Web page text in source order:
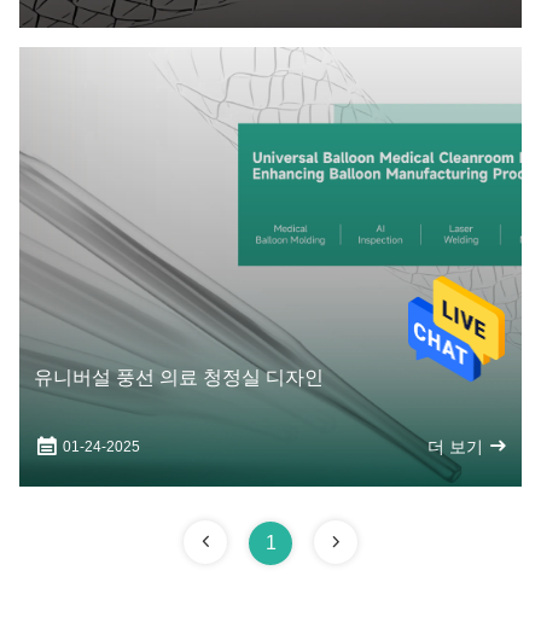
유니버설 풍선 의료 청정실 디자인
01-24-2025 더 보기
1